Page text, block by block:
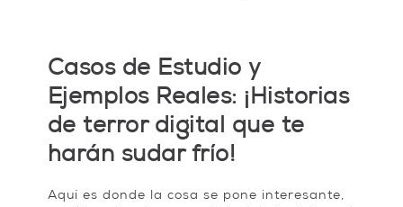
Casos de Estudio y
Ejemplos Reales: ¡Historias
de terror digital que te
harán sudar frío!
Aquí es donde la cosa se pone interesante,